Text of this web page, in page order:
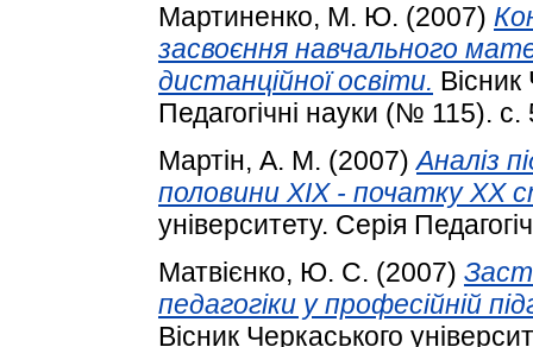
Мартиненко, М. Ю. (2007)
засвоєння навчального
дистанційної освіти. Вісник
Педагогічні науки (№ 115). с.
Мартін, А. М. (2007)Аналіз
половини XIX - початку ХХ
університету. Серія
Матвієнко, Ю. С. (2007)
педагогіки у професійній
Вісник Черкаського